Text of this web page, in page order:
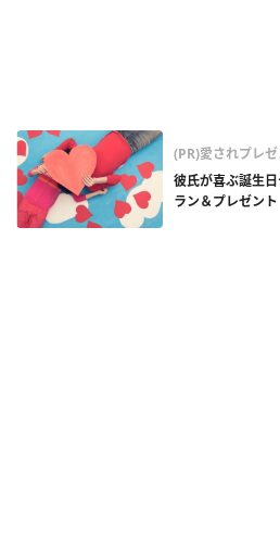
(PR)愛されプレ
彼氏が喜ぶ誕生
ラン＆プレゼント